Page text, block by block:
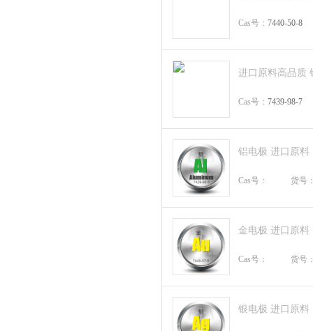
Cas号： 7440-50-8
进口原料高品质
Cas号： 7439-98-7
铝电极 进口原料
Cas号： 货号
金电极 进口原料
Cas号： 货号
银电极 进口原料